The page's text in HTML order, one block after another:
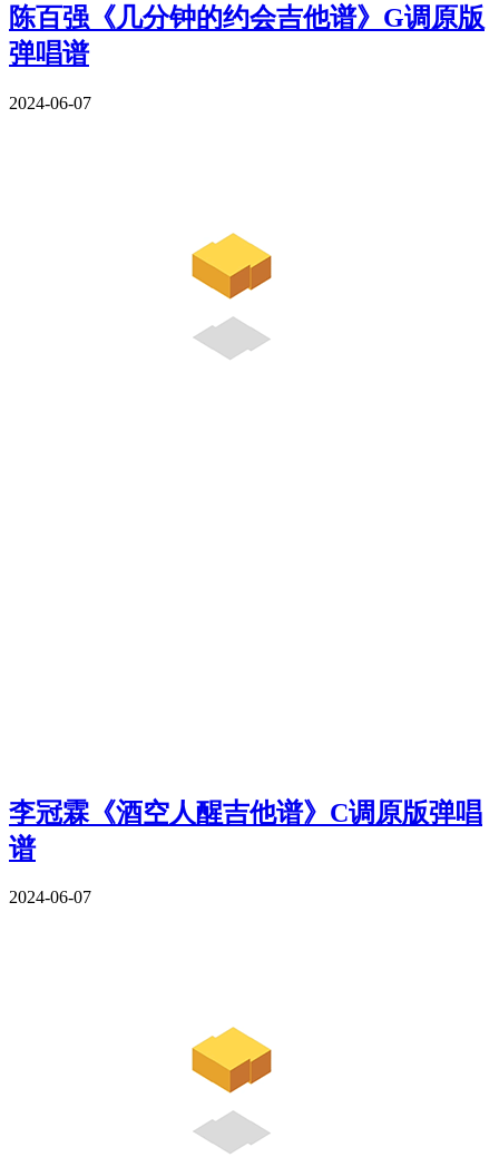
陈百强《几分钟的约会吉他谱》G调原版
弹唱谱
2024-06-07
李冠霖《酒空人醒吉他谱》C调原版弹唱
谱
2024-06-07